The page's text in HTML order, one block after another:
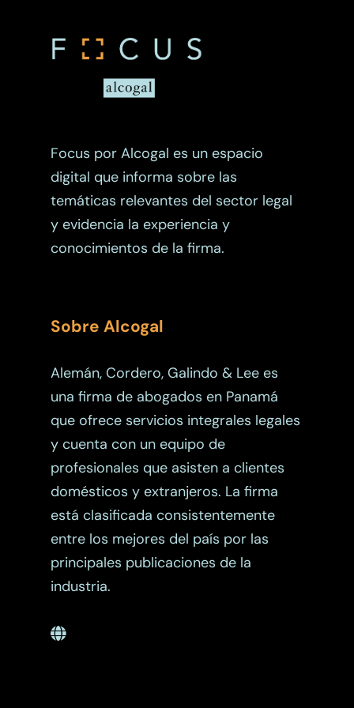
Focus por Alcogal es un espacio
digital que informa sobre las
temáticas relevantes del sector legal
y evidencia la experiencia y
conocimientos de la firma.
Sobre Alcogal
Alemán, Cordero, Galindo & Lee es
una firma de abogados en Panamá
que ofrece servicios integrales legales
y cuenta con un equipo de
profesionales que asisten a clientes
domésticos y extranjeros. La firma
está clasificada consistentemente
entre los mejores del país por las
principales publicaciones de la
industria.
Judicial – Código
Laboral
Legaltech
Otros Enfoques
Planificación
Propiedad Intelectual